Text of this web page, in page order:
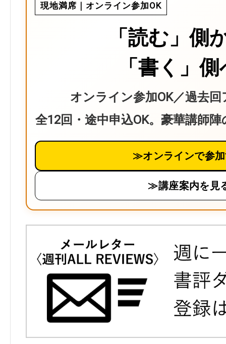
現地満席｜オンライン参加OK
「読む」側
「書く」
オンライン参加OK／過去
全12回・途中申込OK。豪華講師
≫オンラインで参
≫講座案内を見